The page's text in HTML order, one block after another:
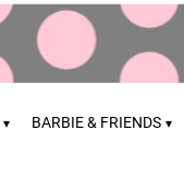
BARBIE & FRIENDS